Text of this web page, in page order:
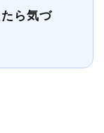
ら気づ